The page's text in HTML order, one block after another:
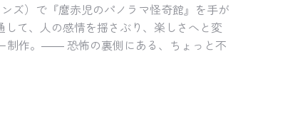
ズ）で『麿赤児のパノラマ怪奇館』を手が
て、人の感情を揺さぶり、楽しさへと変
制作。―― 恐怖の裏側にある、ちょっと不